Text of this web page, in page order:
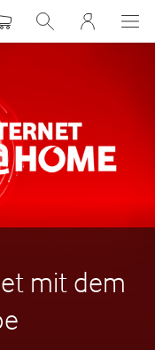
WarenkorbSuche MeinVodafone
mit dem